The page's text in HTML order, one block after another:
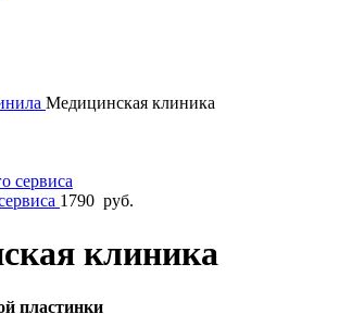
Медицинская клиника
1790 руб.
клиника
пластинки